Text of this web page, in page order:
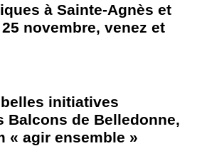
à Sainte-Agnès et
novembre, venez et
initiatives
Balcons de Belledonne,
« agir ensemble »